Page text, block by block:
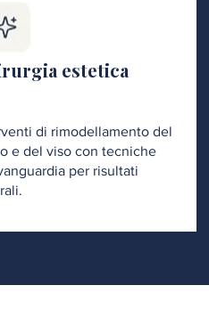
estetica
di rimodellamento del
e del viso con tecniche
per risultati